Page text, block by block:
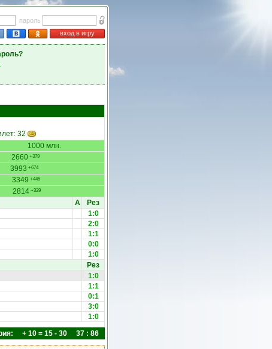
пароль
вход в игру
32
1000 млн.
2660 +379
3993 +674
3349 +445
2814 +329
А Рез
1:0
2:0
1:1
0:0
1:0
Рез
1:0
1:1
0:1
3:0
1:0
+ 10 = 15 - 30 37 : 86